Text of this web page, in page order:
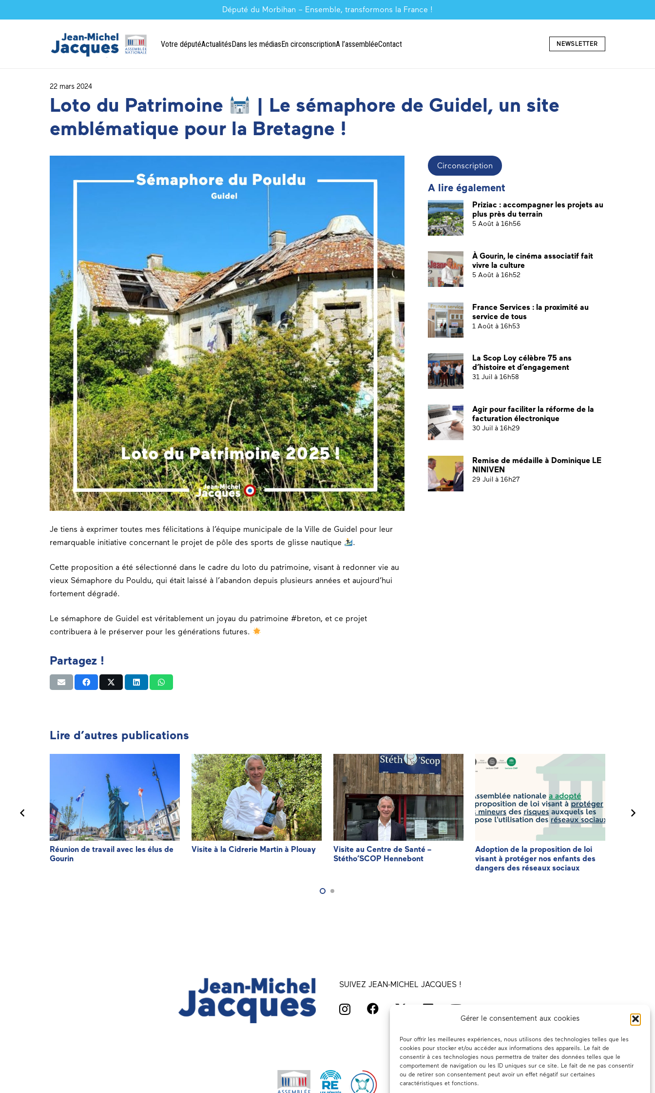
Gérer le consentement aux cookies
Pour offrir les meilleures expériences, nous utilisons des technologies telles que les
cookies pour stocker et/ou accéder aux informations des appareils. Le fait de
consentir à ces technologies nous permettra de traiter des données telles que le
comportement de navigation ou les ID uniques sur ce site. Le fait de ne pas consentir
ou de retirer son consentement peut avoir un effet négatif sur certaines
caractéristiques et fonctions.
Député du Morbihan – Ensemble, transformons la France !
Votre députéActualitésDans les médiasEn circonscriptionA l’assembléeContact NEWSLETTER
22 mars 2024
Loto du Patrimoine
| Le sémaphore de Guidel, un site
emblématique pour la Bretagne !
Je tiens à exprimer toutes mes félicitations à l’équipe municipale de la Ville de Guidel pour leur
remarquable initiative concernant le projet de pôle des sports de glisse nautique
.
Cette proposition a été sélectionné dans le cadre du loto du patrimoine, visant à redonner vie au
vieux Sémaphore du Pouldu, qui était laissé à l’abandon depuis plusieurs années et aujourd’hui
fortement dégradé.
Le sémaphore de Guidel est véritablement un joyau du patrimoine #breton, et ce projet
contribuera à le préserver pour les générations futures.
Circonscription
A lire également
Priziac : accompagner les projets au
plus près du terrain
5 Août à 16h56
À Gourin, le cinéma associatif fait
vivre la culture
5 Août à 16h52
France Services : la proximité au
service de tous
1 Août à 16h53
La Scop Loy célèbre 75 ans
d’histoire et d’engagement
31 Juil à 16h58
Agir pour faciliter la réforme de la
facturation électronique
30 Juil à 16h29
Remise de médaille à Dominique LE
NINIVEN
29 Juil à 16h27
Partagez !
Lire d’autres publications
Réunion de travail avec les élus de
Gourin
Visite à la Cidrerie Martin à Plouay
Visite au Centre de Santé –
Stétho’SCOP Hennebont
Adoption de la proposition de loi
visant à protéger nos enfants des
dangers des réseaux sociaux
SUIVEZ JEAN-MICHEL JACQUES !